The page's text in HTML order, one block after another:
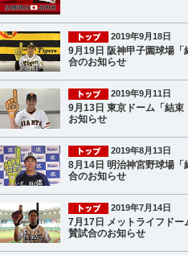
2019年9月18日
9月19日 阪神甲子園球場
合のお知らせ
2019年9月11日
9月13日 東京ドーム「結
お知らせ
2019年8月13日
8月14日 明治神宮野球場
合のお知らせ
2019年7月14日
7月17日 メットライフド
賛試合のお知らせ